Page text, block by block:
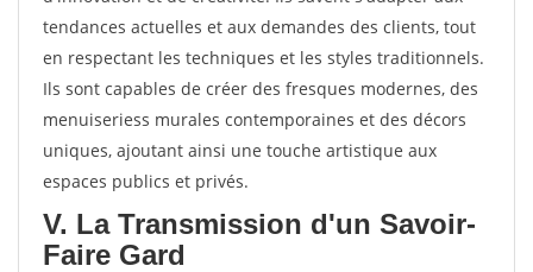
tendances actuelles et aux demandes des clients, tout
en respectant les techniques et les styles traditionnels.
Ils sont capables de créer des fresques modernes, des
menuiseriess murales contemporaines et des décors
uniques, ajoutant ainsi une touche artistique aux
espaces publics et privés.
V. La Transmission d'un Savoir-
Faire Gard